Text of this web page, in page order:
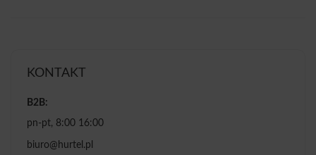
KONTAKT
B2B:
pn-pt, 8:00 16:00
biuro@hurtel.pl